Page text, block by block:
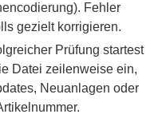
Fehler
gezielt korrigieren.
Prüfung startest
Datei zeilenweise ein,
Neuanlagen oder